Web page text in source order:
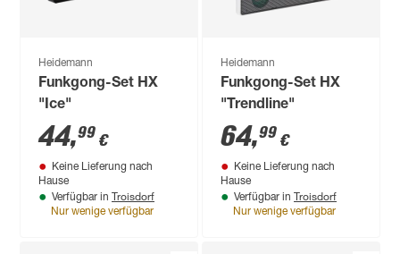
Heidemann
Funkgong-Set HX
"Ice"
44,99 €
Keine Lieferung nach
Hause
Verfügbar in Troisdorf
Nur wenige verfügbar
Heidemann
Funkgong-Set HX
"Trendline"
64,99 €
Keine Lieferung nach
Hause
Verfügbar in Troisdorf
Nur wenige verfügbar